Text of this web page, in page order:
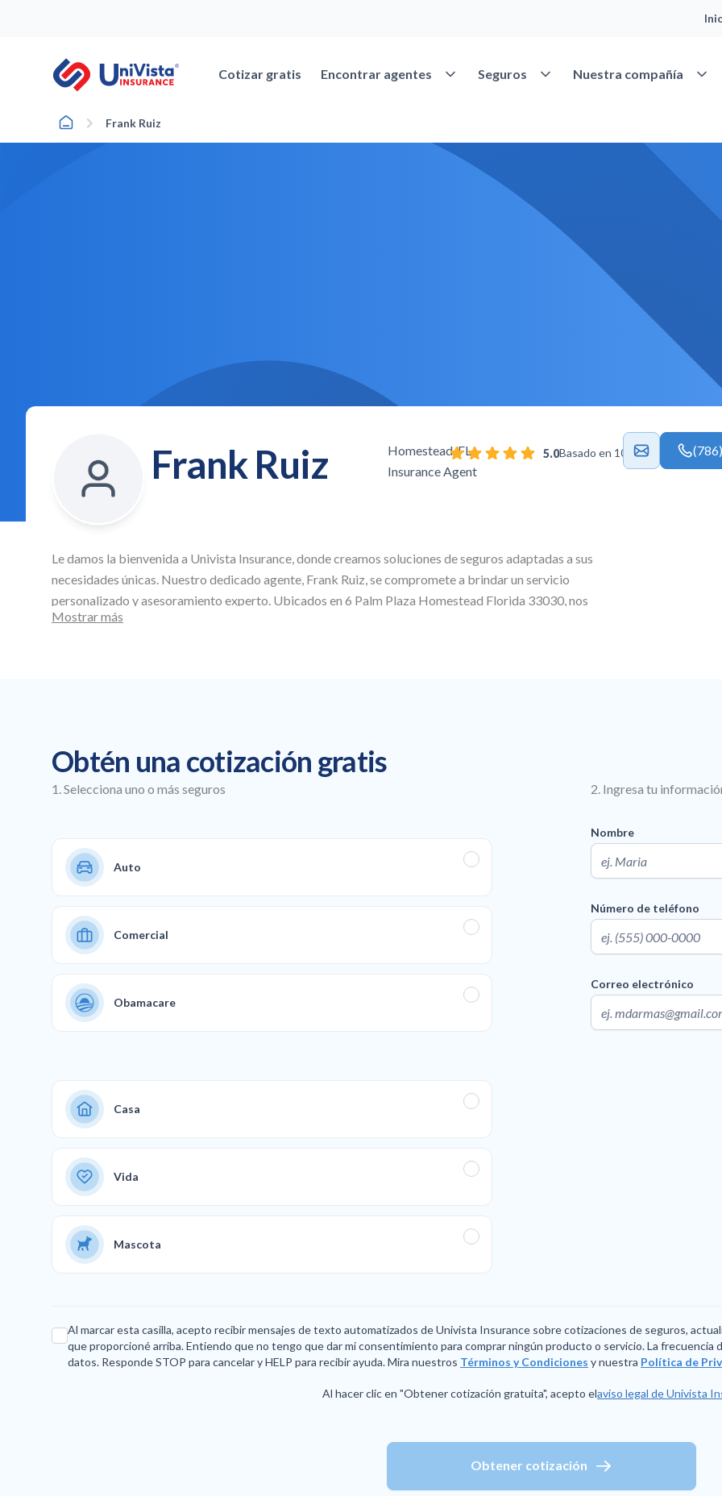
Cotizar gratis Encontrar agentes Abrir Encontrar agentes
Seguros Abrir SegurosNuestra compañía
Home Frank Ruiz
Frank Ruiz
Homestead, FL
Insurance Agent
5.0Basado en 103 reseñas.
Le damos la bienvenida a Univista Insurance, donde creamos soluciones de seguros adaptadas a sus
necesidades únicas. Nuestro dedicado agente, Frank Ruiz, se compromete a brindar un servicio
personalizado y asesoramiento experto. Ubicados en 6 Palm Plaza Homestead Florida 33030, nos
especializamos en la creación de planes de seguro personalizados, ofreciendo seguros de salud y de
Mostrar más
Obtén una cotización gratis
1. Selecciona uno o más seguros
Auto
Comercial
Obamacare
Casa
Vida
Mascota
2. Ingresa tu
Nombre
Número de teléfono
Correo electrónico
Al marcar esta casilla, acepto recibir mensajes de texto automatizados de Univista Insurance sobre cotizaciones de seguros,
que proporcioné arriba. Entiendo que no tengo que dar mi consentimiento para comprar ningún producto o servicio. La frecuencia
datos. Responde STOP para cancelar y HELP para recibir ayuda. Mira nuestros Términos y Condiciones y nuestra Política de
Al hacer clic en "Obtener cotización gratuita", acepto elaviso legal de Univista
Obtener cotización